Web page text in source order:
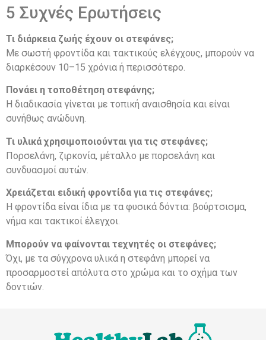
5 Συχνές Ερωτήσεις
Τι διάρκεια ζωής έχουν οι στεφάνες;
Με σωστή φροντίδα και τακτικούς ελέγχους, μπορούν να
διαρκέσουν 10–15 χρόνια ή περισσότερο.
Πονάει η τοποθέτηση στεφάνης;
Η διαδικασία γίνεται με τοπική αναισθησία και είναι
συνήθως ανώδυνη.
Τι υλικά χρησιμοποιούνται για τις στεφάνες;
Πορσελάνη, ζιρκονία, μέταλλο με πορσελάνη και
συνδυασμοί αυτών.
Χρειάζεται ειδική φροντίδα για τις στεφάνες;
Η φροντίδα είναι ίδια με τα φυσικά δόντια: βούρτσισμα,
νήμα και τακτικοί έλεγχοι.
Μπορούν να φαίνονται τεχνητές οι στεφάνες;
Όχι, με τα σύγχρονα υλικά η στεφάνη μπορεί να
προσαρμοστεί απόλυτα στο χρώμα και το σχήμα των
δοντιών.